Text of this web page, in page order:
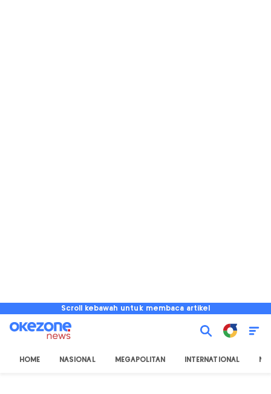
Scroll kebawah untuk membaca artikel
HOME NASIONAL MEGAPOLITAN INTERNATIONAL